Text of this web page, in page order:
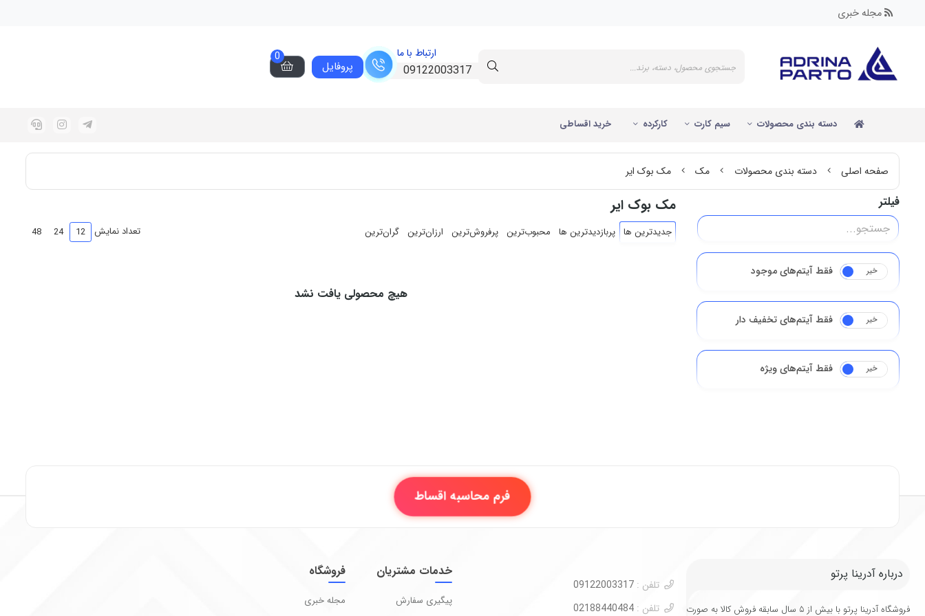
مجله خبری
ارتباط با ما
09122003317 پروفایل
0
دسته بندی محصولات سیم کارت کارکرده خرید اقساطی
صفحه اصلی دسته بندی محصولات مک مک بوک ایر
فیلتر
بله خیر فقط آیتم‌های موجود
بله خیر فقط آیتم‌های تخفیف دار
بله خیر فقط آیتم‌های ویژه
مک بوک ایر
جدیدترین ها پربازدیدترین ها محبوب‌‌ترین پرفروش‌ترین ارزان‌ترین گران‌ترین تعداد نمایش 12
24
48
هیچ محصولی یافت نشد
فرم محاسبه اقساط
درباره آدرینا پرتو
فروشگاه آدرینا پرتو با بیش از ۵ سال سابقه فروش کالا به صورت
تلفن :
تلفن :
خدمات مشتریان
پیگیری سفارش
فروشگاه
مجله خبری